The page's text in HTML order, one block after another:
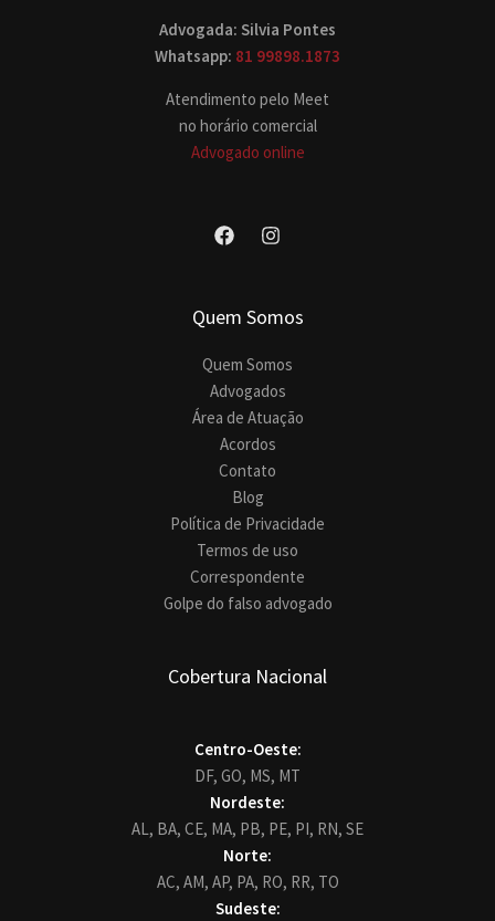
Advogada: Silvia Pontes
Whatsapp: 81 99898.1873
Atendimento pelo Meet
no horário comercial
Advogado online
Quem Somos
Quem Somos
Advogados
Área de Atuação
Acordos
Contato
Blog
Política de Privacidade
Termos de uso
Correspondente
Golpe do falso advogado
Cobertura Nacional
Centro-Oeste:
DF, GO, MS, MT
Nordeste:
AL, BA, CE, MA, PB, PE, PI, RN, SE
Norte:
AC, AM, AP, PA, RO, RR, TO
Sudeste: